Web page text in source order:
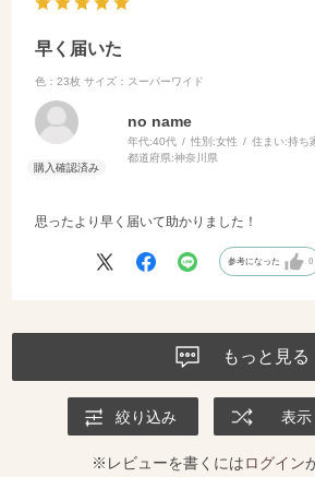
早く届いた
色：23枚 サイズ：スーパーワイド
no name
年代:40代 性別:女性 住まい:持ち
都道府県:神奈川県
思ったより早く届いて助かりました！
参考になった 0
もっと見る
絞り込み 表示
※レビューを書くにはログイン